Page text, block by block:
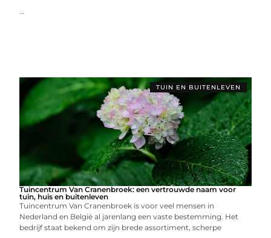
...
TUIN EN BUITENLEVEN
Tuincentrum Van Cranenbroek: een vertrouwde naam voor
tuin, huis en buitenleven
Tuincentrum Van Cranenbroek is voor veel mensen in
Nederland en België al jarenlang een vaste bestemming. Het
bedrijf staat bekend om zijn brede assortiment, scherpe